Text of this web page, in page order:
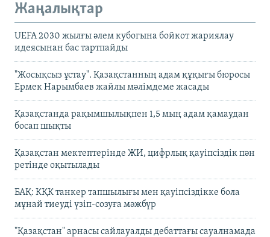
Жаңалықтар
UEFA 2030 жылғы әлем кубогына бойкот жариялау
идеясынан бас тартпайды
"Жосықсыз ұстау". Қазақстанның адам құқығы бюросы
Ермек Нарымбаев жайлы мәлімдеме жасады
Қазақстанда рақымшылықпен 1,5 мың адам қамаудан
босап шықты
Қазақстан мектептерінде ЖИ, цифрлық қауіпсіздік пән
ретінде оқытылады
БАҚ: КҚК танкер тапшылығы мен қауіпсіздікке бола
мұнай тиеуді үзіп-созуға мәжбүр
"Қазақстан" арнасы сайлауалды дебаттағы сауалнамада